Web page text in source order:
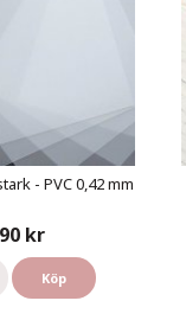
- PVC 0,42 mm
kr
Köp